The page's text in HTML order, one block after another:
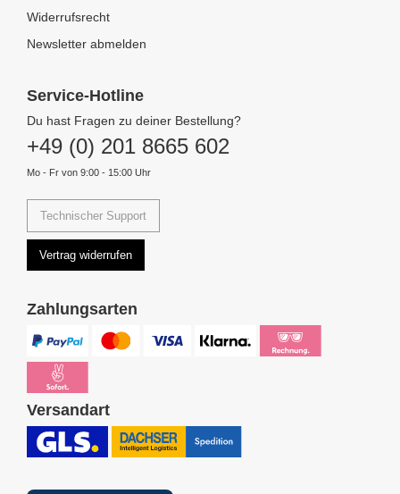
Widerrufsrecht
Newsletter abmelden
Service-Hotline
Du hast Fragen zu deiner Bestellung?
+49 (0) 201 8665 602
Mo - Fr von 9:00 - 15:00 Uhr
Technischer Support
Vertrag widerrufen
Zahlungsarten
Versandart